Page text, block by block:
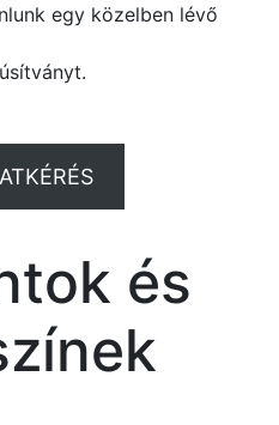
egy közelben lévő
és